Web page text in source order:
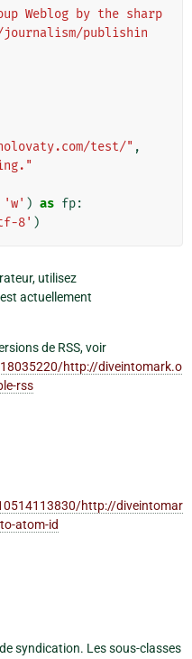
Weblog by the sharp
publishin
test/" ,
'w' ) as fp:
8' )
utilisez
actuellement
de RSS, voir
http://diveintomark.o
rss
http://diveintomar
atom-id
syndication. Les sous-classes